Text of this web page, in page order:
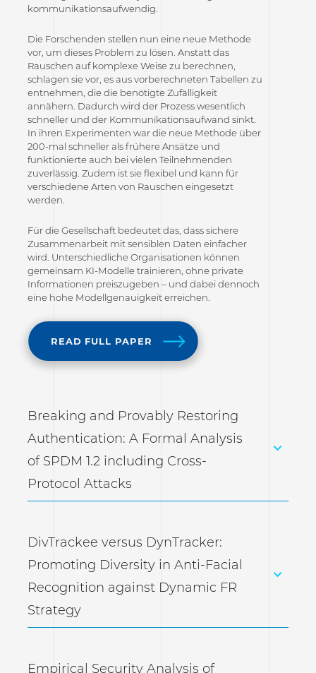
kommunikationsaufwendig.
Die Forschenden stellen nun eine neue Methode
vor, um dieses Problem zu lösen. Anstatt das
Rauschen auf komplexe Weise zu berechnen,
schlagen sie vor, es aus vorberechneten Tabellen zu
entnehmen, die die benötigte Zufälligkeit
annähern. Dadurch wird der Prozess wesentlich
schneller und der Kommunikationsaufwand sinkt.
In ihren Experimenten war die neue Methode über
200-mal schneller als frühere Ansätze und
funktionierte auch bei vielen Teilnehmenden
zuverlässig. Zudem ist sie flexibel und kann für
verschiedene Arten von Rauschen eingesetzt
werden.
Für die Gesellschaft bedeutet das, dass sichere
Zusammenarbeit mit sensiblen Daten einfacher
wird. Unterschiedliche Organisationen können
gemeinsam KI-Modelle trainieren, ohne private
Informationen preiszugeben – und dabei dennoch
eine hohe Modellgenauigkeit erreichen.
READ FULL PAPER
Breaking and Provably Restoring
Authentication: A Formal Analysis
of SPDM 1.2 including Cross-
Protocol Attacks
DivTrackee versus DynTracker:
Promoting Diversity in Anti-Facial
Recognition against Dynamic FR
Strategy
Empirical Security Analysis of